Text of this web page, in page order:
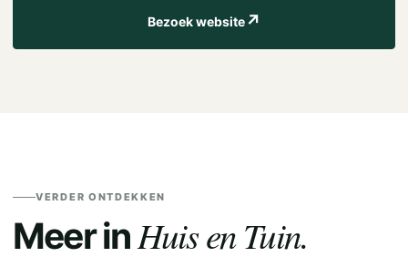
Bezoek website↗
VERDER ONTDEKKEN
Meer inHuis en Tuin.